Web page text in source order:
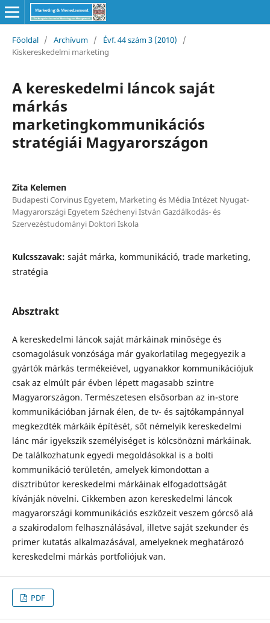
Főoldal / Archívum / Évf. 44 szám 3 (2010)
/
Kiskereskedelmi marketing
A kereskedelmi láncok saját
márkás
marketingkommunikációs
stratégiái Magyarországon
Zita Kelemen
Budapesti Corvinus Egyetem, Marketing és Média Intézet Nyugat-
Magyarországi Egyetem Széchenyi István Gazdálkodás- és
Szervezéstudományi Doktori Iskola
Kulcsszavak: saját márka, kommunikáció, trade marketing,
stratégia
Absztrakt
A kereskedelmi láncok saját márkáinak minősége és
csomagolásuk vonzósága már gyakorlatilag megegyezik a
gyártók márkás termékeiével, ugyanakkor kommunikációjuk
csak az elmúlt pár évben lépett magasabb szintre
Magyarországon. Természetesen elsősorban az in-store
kommunikációban járnak élen, de tv- és sajtókampánnyal
megkezdték márkáik építését, sőt némelyik kereskedelmi
lánc már igyekszik személyiséget is kölcsönözni márkáinak.
De találkozhatunk egyedi megoldásokkal is a bolti
kommunikáció területén, amelyek kimondottan a
disztribútor kereskedelmi márkáinak elfogadottságát
kívánják növelni. Cikkemben azon kereskedelmi láncok
magyarországi kommunikációs eszközeit veszem górcső alá
a szakirodalom felhasználásával, illetve saját szekunder és
primer kutatás alkalmazásával, amelyeknek meghatározó
kereskedelmi márkás portfoliójuk van.
PDF